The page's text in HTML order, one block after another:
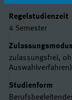
Regelstudienzeit
4 Semester
Zulassungsmodus
zulassungsfrei,
Auswahlverfahren)
Studienform